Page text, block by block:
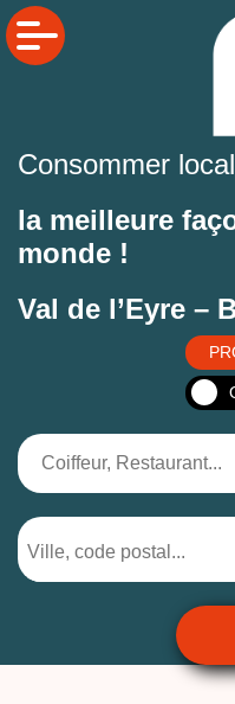
Consommer
la meilleure
monde !
Val de l’Eyre –